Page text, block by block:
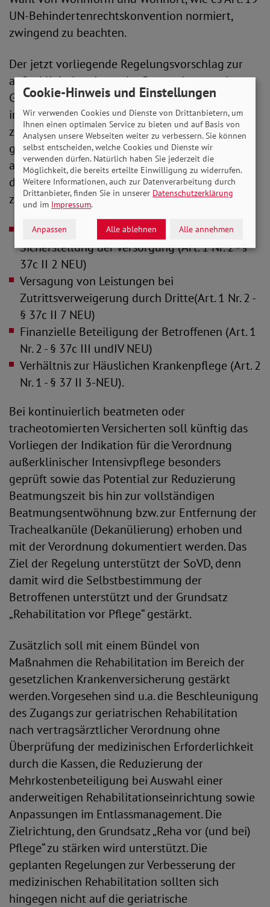
UN-Behindertenrechtskonvention normiert,
zwingend zu beachten.
Der jetzt vorliegende Regelungsvorschlag zur
außerklinischen Intensivpflege zeigt zwar im
Grundsatz in die richtige Richtung und bedeutet
im Vergleich zu früheren Referentenentwürfen,
zu denen der SoVD sehr kritisch Stellung
genommen hatte, erhebliche Verbesserungen
auf.1 Jedoch sind aus Sicht des SoVD noch
dringend Nachbesserungen bzw. Klarstellungen
zu folgenden Punkten erforderlich:
Kriterium der „tatsächlichen und dauerhaften“
Sicherstellung der Versorgung (Art. 1 Nr. 2 - §
37c II 2 NEU)
Versagung von Leistungen bei
Zutrittsverweigerung durch Dritte(Art. 1 Nr. 2 -
§ 37c II 7 NEU)
Finanzielle Beteiligung der Betroffenen (Art. 1
Nr. 2 - § 37c III undIV NEU)
Verhältnis zur Häuslichen Krankenpflege (Art. 2
Nr. 1 - § 37 II 3-NEU).
Bei kontinuierlich beatmeten oder
tracheotomierten Versicherten soll künftig das
Vorliegen der Indikation für die Verordnung
außerklinischer Intensivpflege besonders
geprüft sowie das Potential zur Reduzierung
Beatmungszeit bis hin zur vollständigen
Beatmungsentwöhnung bzw. zur Entfernung der
Trachealkanüle (Dekanülierung) erhoben und
mit der Verordnung dokumentiert werden. Das
Ziel der Regelung unterstützt der SoVD, denn
damit wird die Selbstbestimmung der
Betroffenen unterstützt und der Grundsatz
„Rehabilitation vor Pflege“ gestärkt.
Zusätzlich soll mit einem Bündel von
Maßnahmen die Rehabilitation im Bereich der
gesetzlichen Krankenversicherung gestärkt
werden. Vorgesehen sind u.a. die Beschleunigung
des Zugangs zur geriatrischen Rehabilitation
nach vertragsärztlicher Verordnung ohne
Überprüfung der medizinischen Erforderlichkeit
durch die Kassen, die Reduzierung der
Mehrkostenbeteiligung bei Auswahl einer
anderweitigen Rehabilitationseinrichtung sowie
Anpassungen im Entlassmanagement. Die
Zielrichtung, den Grundsatz „Reha vor (und bei)
Pflege“ zu stärken wird unterstützt. Die
geplanten Regelungen zur Verbesserung der
medizinischen Rehabilitation sollten sich
hingegen nicht auf die geriatrische
Cookie-Hinweis und Einstellungen
Wir verwenden Cookies und Dienste von Drittanbietern, um
Ihnen einen optimalen Service zu bieten und auf Basis von
Analysen unsere Webseiten weiter zu verbessern. Sie können
selbst entscheiden, welche Cookies und Dienste wir
verwenden dürfen. Natürlich haben Sie jederzeit die
Möglichkeit, die bereits erteilte Einwilligung zu widerrufen.
Weitere Informationen, auch zur Datenverarbeitung durch
Drittanbieter, finden Sie in unserer Datenschutzerklärung
und im Impressum.
Anpassen Alle ablehnen Alle annehmen